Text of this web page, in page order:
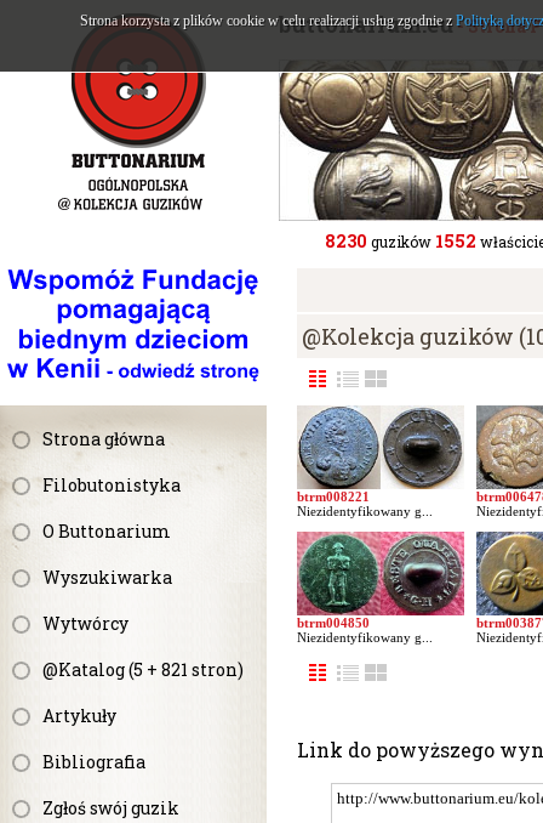
Strona główna
Filobutonistyka
O Buttonarium
Wyszukiwarka
Wytwórcy
@Katalog (5 + 821 stron)
Artykuły
Bibliografia
Zgłoś swój guzik
buttonarium.eu- Strona
8230 guzików 1552
@Kolekcja guzików
btrm008221
Niezidentyfikowany g...
btrm004850
Niezidentyfikowany g...
Link do powyższego
Strona korzysta z plików cookie w celu realizacji usług zgodnie z Polityką